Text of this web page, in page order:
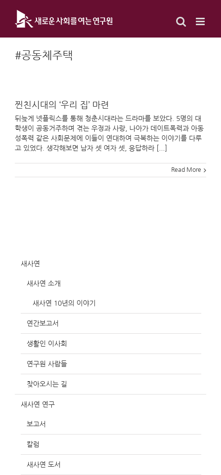
content
#공동체주택
찐친시대의 ‘우리 집’ 마련
뒤늦게 넷플릭스를 통해 청춘시대라는 드라마를 보았다. 5명의 대
학생이 공동거주하며 겪는 우정과 사랑, 나아가 데이트폭력과 아동
성폭력 같은 사회문제에 이들이 연대하여 극복하는 이야기를 다루
고 있었다. 생각해보면 남자 셋 여자 셋, 응답하라 [...]
Read More
새사연
새사연 소개
새사연 10년의 이야기
연간보고서
생활인 이사회
연구원 사람들
찾아오시는 길
새사연 연구
보고서
칼럼
새사연 도서